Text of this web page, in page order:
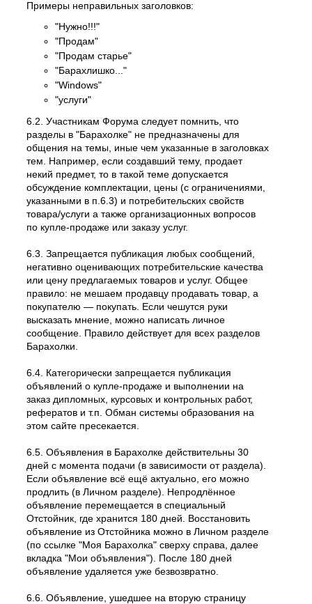
Примеры неправильных заголовков:
"Нужно!!!"
"Продам"
"Продам старье"
"Барахлишко..."
"Windows"
"услуги"
6.2. Участникам Форума следует помнить, что
разделы в "Барахолке" не предназначены для
общения на темы, иные чем указанные в заголовках
тем. Например, если создавший тему, продает
некий предмет, то в такой теме допускается
обсуждение комплектации, цены (с ограничениями,
указанными в п.6.3) и потребительских свойств
товара/услуги а также организационных вопросов
по купле-продаже или заказу услуг.
6.3. Запрещается публикация любых сообщений,
негативно оценивающих потребительские качества
или цену предлагаемых товаров и услуг. Общее
правило: не мешаем продавцу продавать товар, а
покупателю — покупать. Если чешутся руки
высказать мнение, можно написать личное
сообщение. Правило действует для всех разделов
Барахолки.
6.4. Категорически запрещается публикация
объявлений о купле-продаже и выполнении на
заказ дипломных, курсовых и контрольных работ,
рефератов и т.п. Обман системы образования на
этом сайте пресекается.
6.5. Объявления в Барахолке действительны 30
дней с момента подачи (в зависимости от раздела).
Если объявление всё ещё актуально, его можно
продлить (в Личном разделе). Непродлённое
объявление перемещается в специальный
Отстойник, где хранится 180 дней. Восстановить
объявление из Отстойника можно в Личном разделе
(по ссылке "Моя Барахолка" сверху справа, далее
вкладка "Мои объявления"). После 180 дней
объявление удаляется уже безвозвратно.
6.6. Объявление, ушедшее на вторую страницу